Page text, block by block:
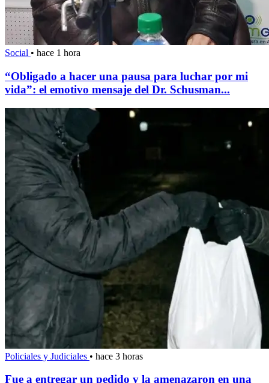
Social • hace 1 hora
“Obligado a hacer una pausa para luchar por mi
vida”: el emotivo mensaje del Dr. Schusman...
Policiales y Judiciales • hace 3 horas
Fue a entregar un pedido y la amenazaron en una